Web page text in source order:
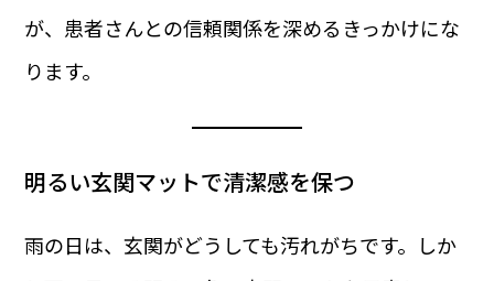
が、患者さんとの信頼関係を深めるきっかけにな
ります。
明るい玄関マットで清潔感を保つ
雨の日は、玄関がどうしても汚れがちです。しか